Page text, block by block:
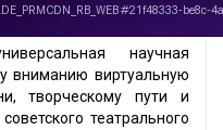
научная
вниманию виртуальную
творческому пути и
театрального